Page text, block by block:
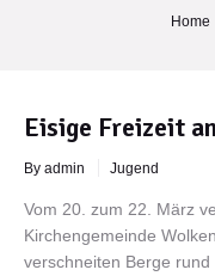
Home
Eisige Freizeit
By admin Jugend
Vom 20. zum 22. März
Kirchengemeinde
verschneiten Berge